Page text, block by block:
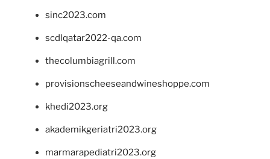
sinc2023.com
scdlqatar2022-qa.com
thecolumbiagrill.com
provisionscheeseandwineshoppe.com
khedi2023.org
akademikgeriatri2023.org
marmarapediatri2023.org